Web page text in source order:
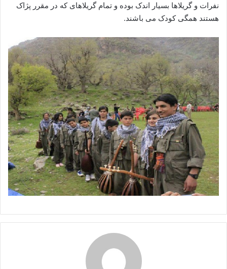
نفرات و گریلاها بسیار اندک بوده و تمام گریلاهای که در مقرر پژاک
هستند همگی کودک می باشند.